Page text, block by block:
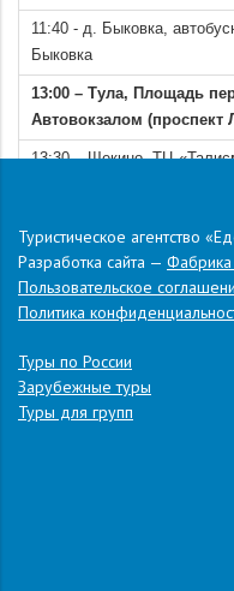
11:40 - д. Быковка,
Быковка
13:00 – Тула, Площадь
Автовокзалом (проспект
13:30 – Щекино, ТЦ
трассы)
15:00 – Ефремов,
.
Туристическое агентство
Разработка сайта — Фабрика
Пользовательское
Политика
Туры по России
Зарубежные туры
Туры для групп